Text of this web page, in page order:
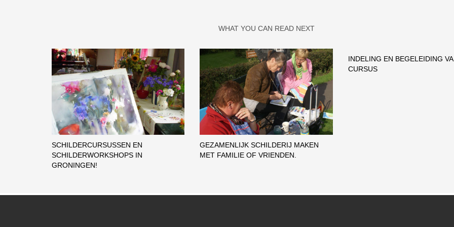
WHAT YOU CAN READ NEXT
SCHILDERCURSUSSEN EN
SCHILDERWORKSHOPS IN
GRONINGEN!
GEZAMENLIJK SCHILDERIJ MAKEN
MET FAMILIE OF VRIENDEN.
INDELING EN BEGELEIDING
CURSUS